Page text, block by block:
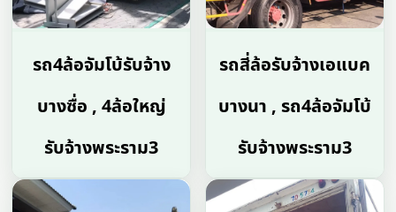
รถ4ล้อจัมโบ้รับจ้าง
บางซื่อ , 4ล้อใหญ่
รับจ้างพระราม3
รถสี่ล้อรับจ้างเอแบค
บางนา , รถ4ล้อจัมโบ้
รับจ้างพระราม3